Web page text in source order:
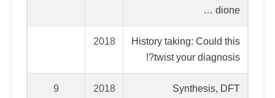
dione …
History taking: Could this
twist your diagnosis?!
2018
Synthesis, DFT
2018
9